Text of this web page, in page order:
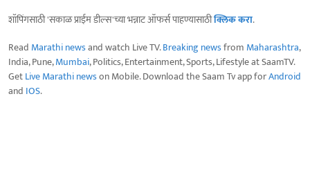
शॉपिंगसाठी 'सकाळ प्राईम डील्स'च्या भन्नाट ऑफर्स पाहण्यासाठीक्लिक करा.
Read Marathi newsand watch Live TV.Breaking newsfrom Maharashtra,
India, Pune,Mumbai, Politics, Entertainment, Sports, Lifestyle at SaamTV.
GetLive Marathi newson Mobile. Download the Saam Tv app forAndroid
and IOS.